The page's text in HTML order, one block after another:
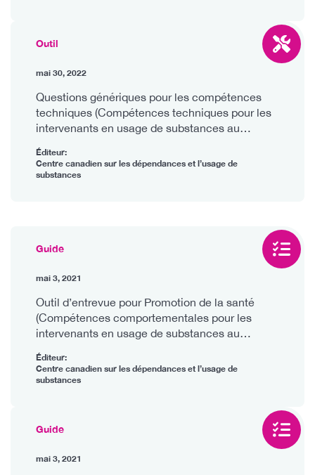
Outil
mai 30, 2022
Questions génériques pour les compétences
techniques (Compétences techniques pour les
intervenants en usage de substances au
Éditeur:
Centre canadien sur les dépendances et l’usage de
substances
Guide
mai 3, 2021
Outil d’entrevue pour Promotion de la santé
(Compétences comportementales pour les
intervenants en usage de substances au
Éditeur:
Centre canadien sur les dépendances et l’usage de
substances
Guide
mai 3, 2021